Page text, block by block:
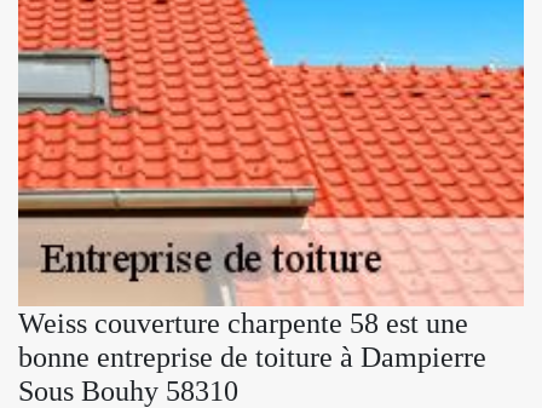
Weiss couverture charpente 58 est une
bonne entreprise de toiture à Dampierre
Sous Bouhy 58310